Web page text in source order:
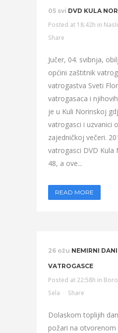
05 svi DVD KULA
Posted at 18:42h in
Share
Jučer, 04. svibnja,
općini zaštitnik
vatrogastva Sveti
vatrogasaca i
je u Kuli Norinskoj
vatrogasci i uzvanici
zajedničkoj večeri.
vatrogasci DVD Kula
48, a ove...
READ MORE
26 ožu NEMIRNI
VATROGASCE
Posted at 22:58h in
Sela
Share
Dolaskom toplijih
požari na